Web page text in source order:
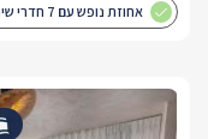
אחוזת נופש עם 7 חדרי שינה